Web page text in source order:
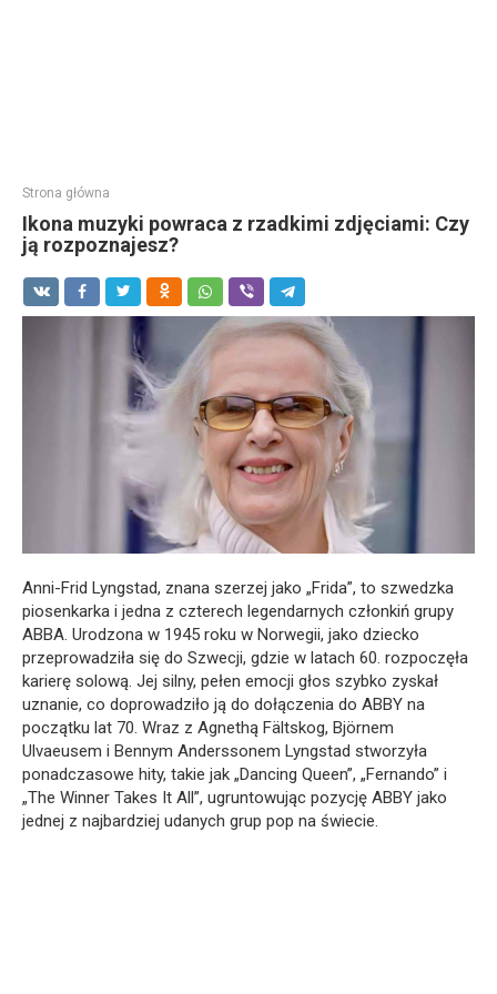
Strona główna
Ikona muzyki powraca z rzadkimi zdjęciami: Czy
ją rozpoznajesz?
Anni-Frid Lyngstad, znana szerzej jako „Frida”, to szwedzka
piosenkarka i jedna z czterech legendarnych członkiń grupy
ABBA. Urodzona w 1945 roku w Norwegii, jako dziecko
przeprowadziła się do Szwecji, gdzie w latach 60. rozpoczęła
karierę solową. Jej silny, pełen emocji głos szybko zyskał
uznanie, co doprowadziło ją do dołączenia do ABBY na
początku lat 70. Wraz z Agnethą Fältskog, Björnem
Ulvaeusem i Bennym Anderssonem Lyngstad stworzyła
ponadczasowe hity, takie jak „Dancing Queen”, „Fernando” i
„The Winner Takes It All”, ugruntowując pozycję ABBY jako
jednej z najbardziej udanych grup pop na świecie.